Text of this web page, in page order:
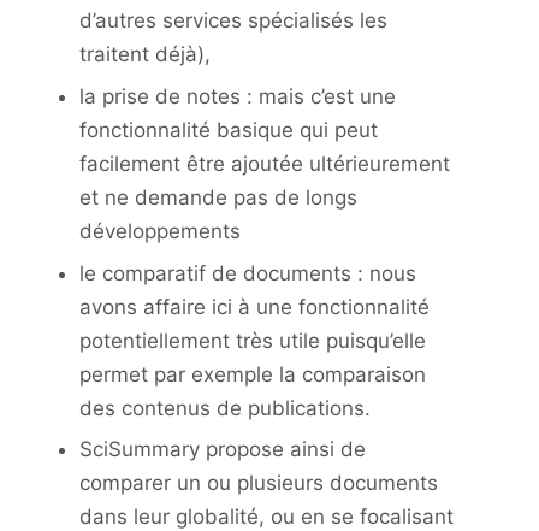
d’autres services spécialisés les
traitent déjà),
la prise de notes : mais c’est une
fonctionnalité basique qui peut
facilement être ajoutée ultérieurement
et ne demande pas de longs
développements
le comparatif de documents : nous
avons affaire ici à une fonctionnalité
potentiellement très utile puisqu’elle
permet par exemple la comparaison
des contenus de publications.
SciSummary propose ainsi de
comparer un ou plusieurs documents
dans leur globalité, ou en se focalisant